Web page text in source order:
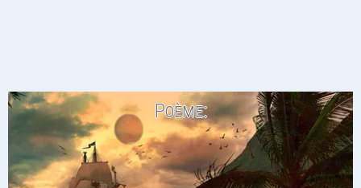
Poème: